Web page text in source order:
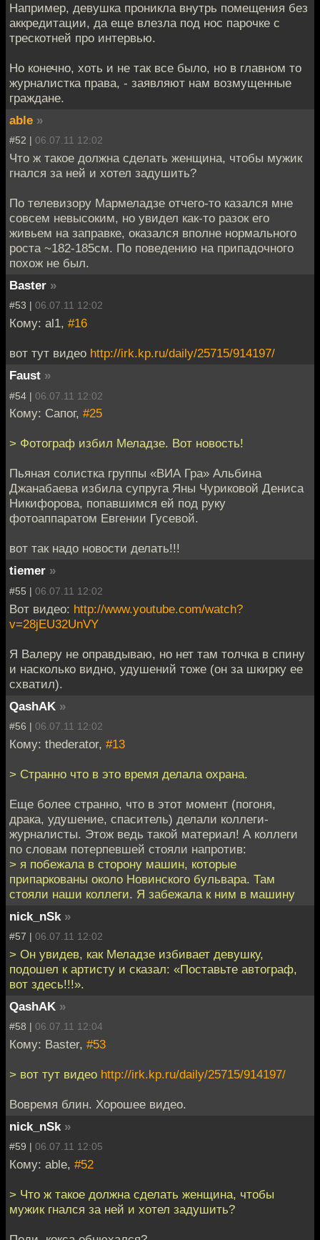
Например, девушка проникла внутрь помещения без
аккредитации, да еще влезла под нос парочке с
трескотней про интервью.
Но конечно, хоть и не так все было, но в главном то
журналистка права, - заявляют нам возмущенные
граждане.
able »
#52 | 06.07.11 12:02
Что ж такое должна сделать женщина, чтобы мужик
гнался за ней и хотел задушить?
По телевизору Мармеладзе отчего-то казался мне
совсем невысоким, но увидел как-то разок его
живьем на заправке, оказался вполне нормального
роста ~182-185см. По поведению на припадочного
похож не был.
Baster »
#53 | 06.07.11 12:02
Кому: al1, #16
вот тут видео http://irk.kp.ru/daily/25715/914197/
Faust »
#54 | 06.07.11 12:02
Кому: Сапог, #25
> Фотограф избил Меладзе. Вот новость!
Пьяная солистка группы «ВИА Гра» Альбина
Джанабаева избила супруга Яны Чуриковой Дениса
Никифорова, попавшимся ей под руку
фотоаппаратом Евгении Гусевой.
вот так надо новости делать!!!
tiemer »
#55 | 06.07.11 12:02
Вот видео: http://www.youtube.com/watch?
v=28jEU32UnVY
Я Валеру не оправдываю, но нет там толчка в спину
и насколько видно, удушений тоже (он за шкирку ее
схватил).
QashAK »
#56 | 06.07.11 12:02
Кому: thederator, #13
> Странно что в это время делала охрана.
Еще более странно, что в этот момент (погоня,
драка, удушение, спаситель) делали коллеги-
журналисты. Этож ведь такой материал! А коллеги
по словам потерпевшей стояли напротив:
> я побежала в сторону машин, которые
припаркованы около Новинского бульвара. Там
стояли наши коллеги. Я забежала к ним в машину
nick_nSk »
#57 | 06.07.11 12:02
> Он увидев, как Меладзе избивает девушку,
подошел к артисту и сказал: «Поставьте автограф,
вот здесь!!!».
QashAK »
#58 | 06.07.11 12:04
Кому: Baster, #53
> вот тут видео http://irk.kp.ru/daily/25715/914197/
Вовремя блин. Хорошее видео.
nick_nSk »
#59 | 06.07.11 12:05
Кому: able, #52
> Что ж такое должна сделать женщина, чтобы
мужик гнался за ней и хотел задушить?